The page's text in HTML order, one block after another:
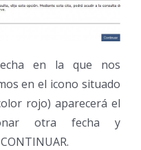
en la que nos
en el icono situado
rojo) aparecerá el
otra fecha y